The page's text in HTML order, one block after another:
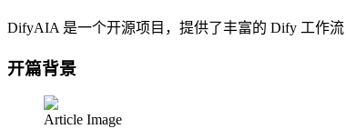
DifyAIA 是一个开源项目，提供了丰富的 Dify 工作
开篇背景
Article Image